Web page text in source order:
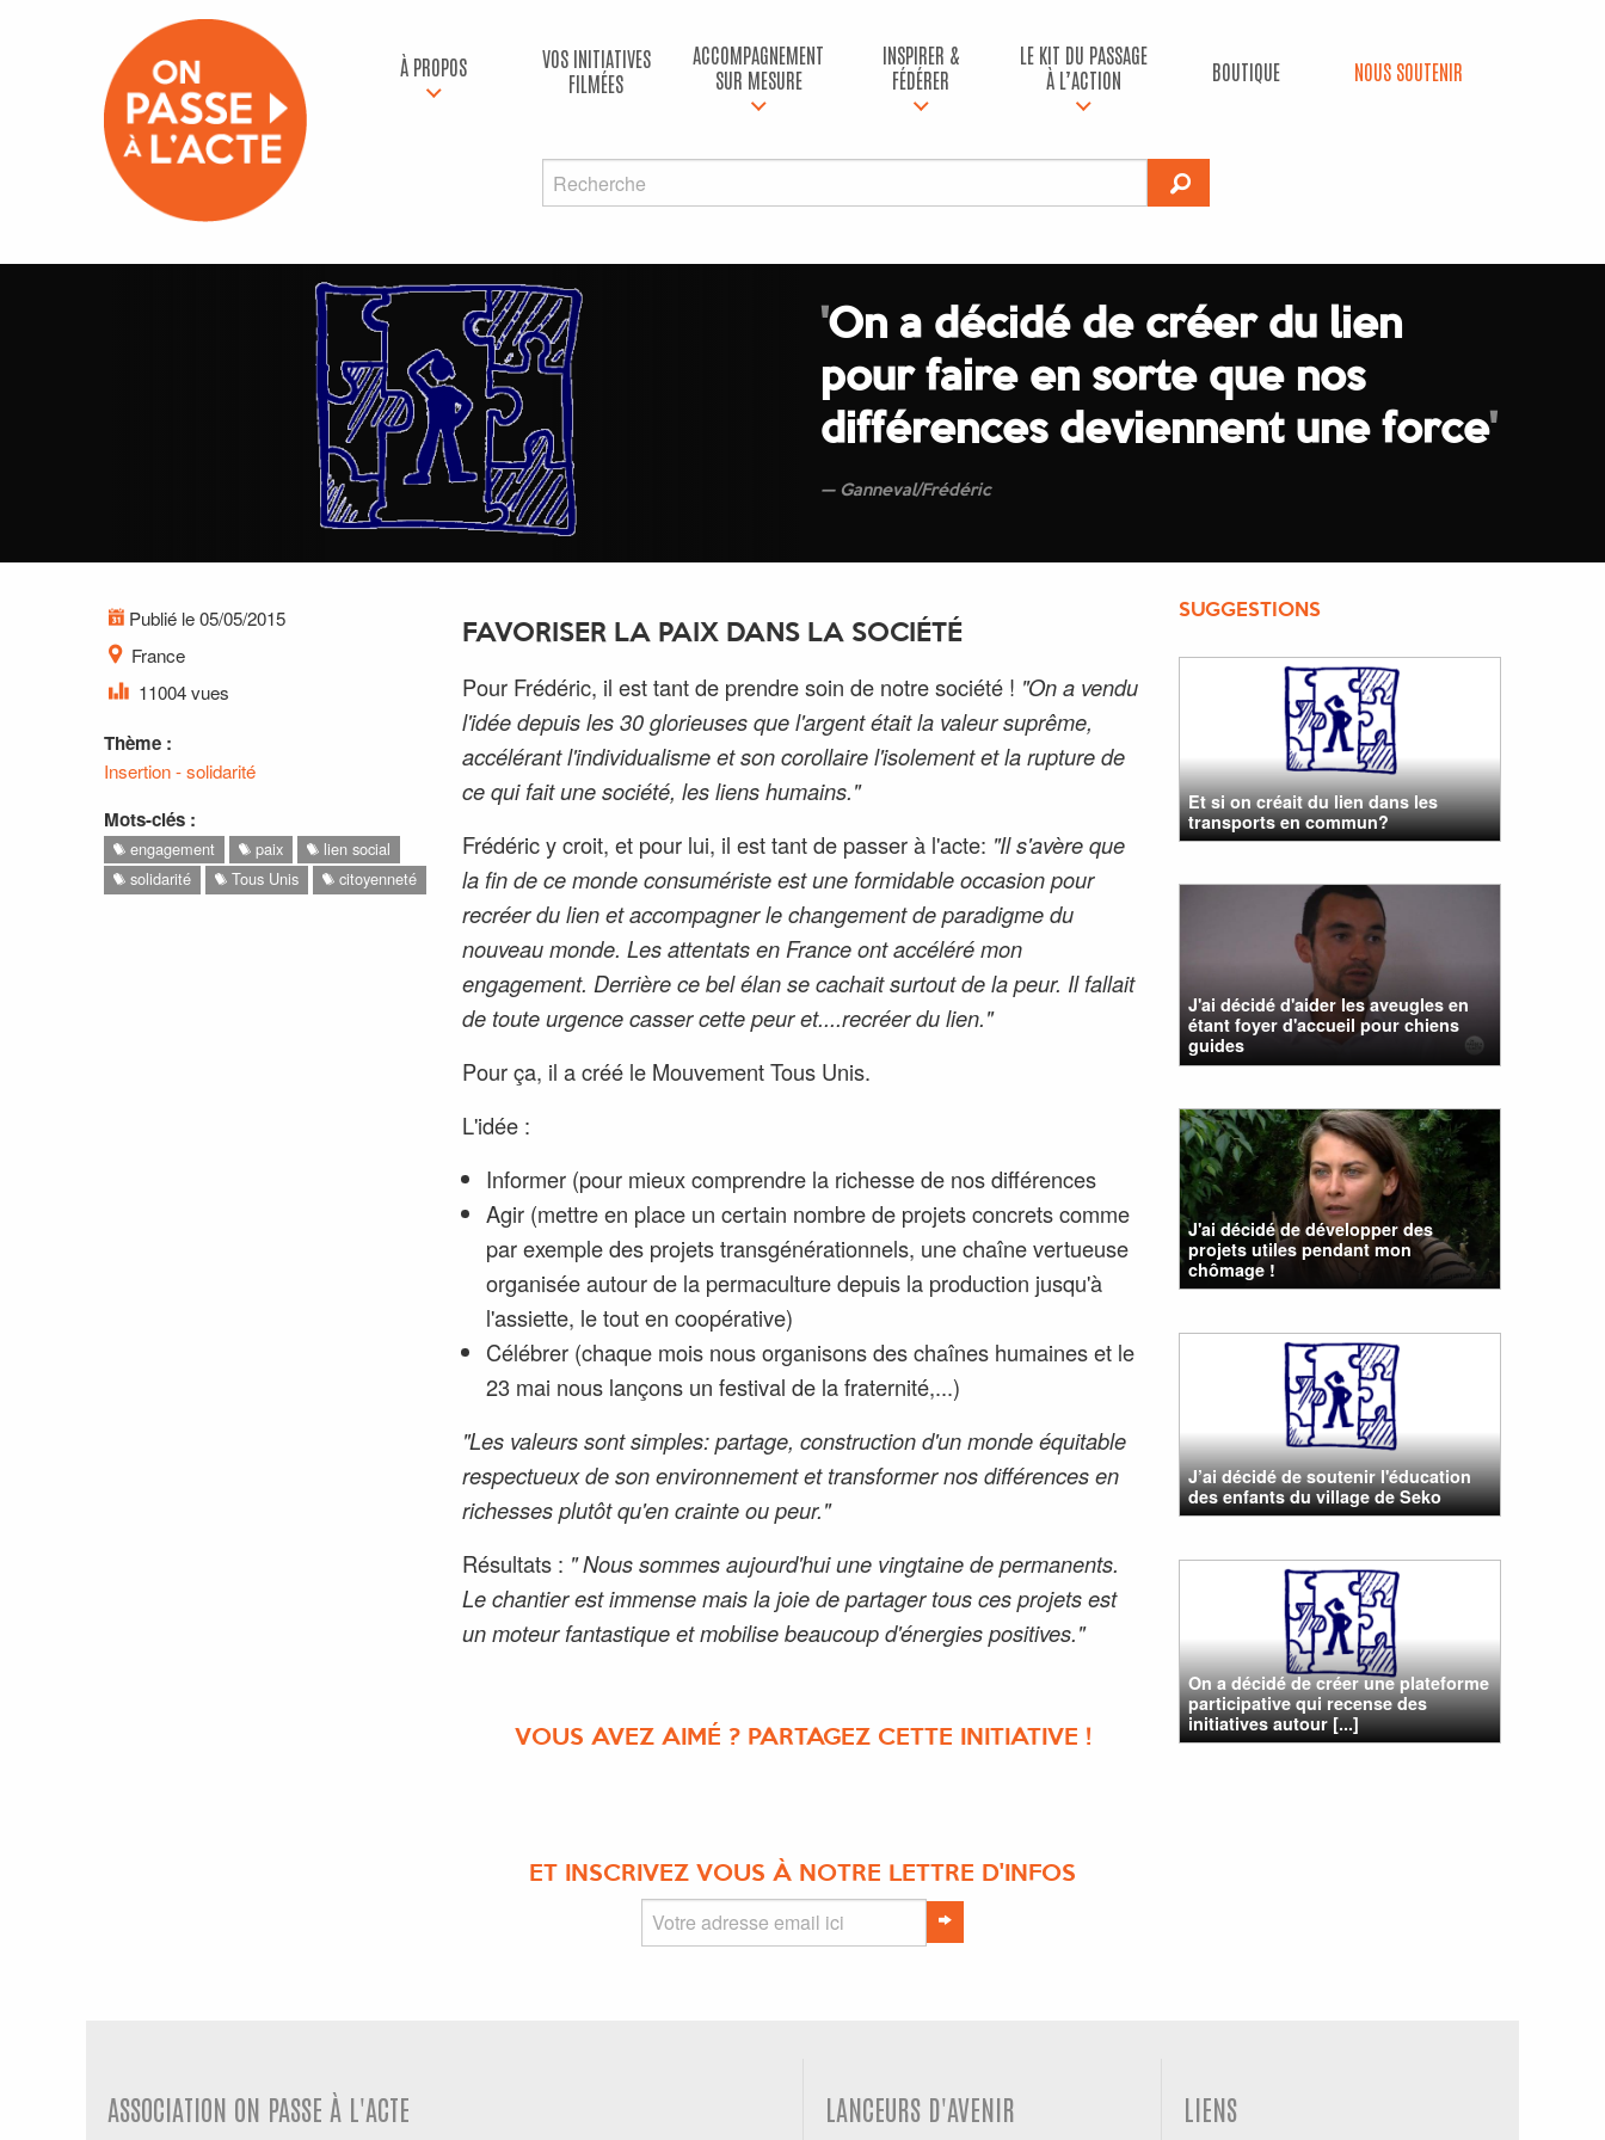
À PROPOS
VOS INITIATIVES
FILMÉES
ACCOMPAGNEMENT
SUR MESURE
INSPIRER &
FÉDÉRER
LE KIT DU PASSAGE
À L’ACTION
BOUTIQUE NOUS SOUTENIR
'On a décidé de créer du lien
pour faire en sorte que nos
différences deviennent une force'
Ganneval/Frédéric
Publié le 05/05/2015
France
11004 vues
Thème :
Insertion - solidarité
Mots-clés :
engagement paix
lien social
solidarité
Tous Unis citoyenneté
FAVORISER LA PAIX DANS LA SOCIÉTÉ
Pour Frédéric, il est tant de prendre soin de notre société ! "On a vendu
l'idée depuis les 30 glorieuses que l'argent était la valeur suprême,
accélérant l'individualisme et son corollaire l'isolement et la rupture de
ce qui fait une société, les liens humains."
Frédéric y croit, et pour lui, il est tant de passer à l'acte: "Il s'avère que
la fin de ce monde consumériste est une formidable occasion pour
recréer du lien et accompagner le changement de paradigme du
nouveau monde. Les attentats en France ont accéléré mon
engagement. Derrière ce bel élan se cachait surtout de la peur. Il fallait
de toute urgence casser cette peur et....recréer du lien."
Pour ça, il a créé le Mouvement Tous Unis.
L'idée :
Informer (pour mieux comprendre la richesse de nos différences
Agir (mettre en place un certain nombre de projets concrets comme
par exemple des projets transgénérationnels, une chaîne vertueuse
organisée autour de la permaculture depuis la production jusqu'à
l'assiette, le tout en coopérative)
Célébrer (chaque mois nous organisons des chaînes humaines et le
23 mai nous lançons un festival de la fraternité,...)
"Les valeurs sont simples: partage, construction d'un monde équitable
respectueux de son environnement et transformer nos différences en
richesses plutôt qu'en crainte ou peur."
Résultats : " Nous sommes aujourd'hui une vingtaine de permanents.
Le chantier est immense mais la joie de partager tous ces projets est
un moteur fantastique et mobilise beaucoup d'énergies positives."
VOUS AVEZ AIMÉ ? PARTAGEZ CETTE INITIATIVE !
ET INSCRIVEZ VOUS À NOTRE LETTRE D'INFOS
SUGGESTIONS
Et si on créait du lien dans les
transports en commun?
J'ai décidé d'aider les aveugles en
étant foyer d'accueil pour chiens
guides
J'ai décidé de développer des
projets utiles pendant mon
chômage !
J’ai décidé de soutenir l'éducation
des enfants du village de Seko
On a décidé de créer une plateforme
participative qui recense des
initiatives autour [...]
ASSOCIATION ON PASSE À L'ACTE LANCEURS D'AVENIR LIENS